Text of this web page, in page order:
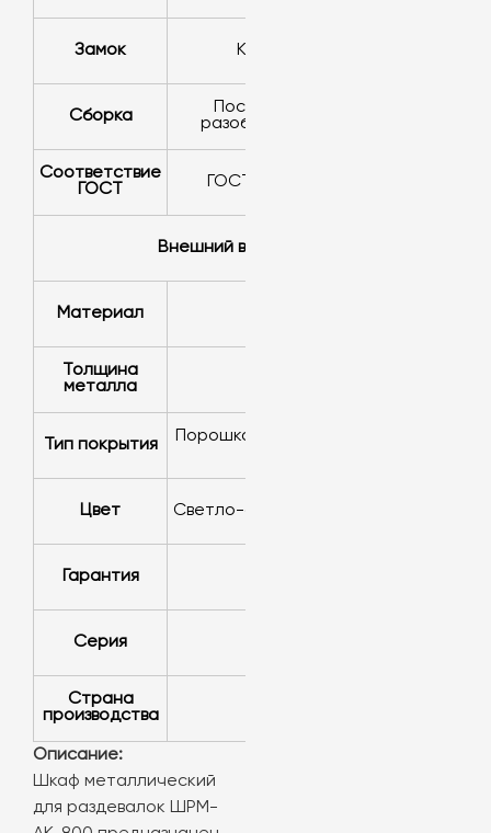
Замок
Сборка
разобранном виде
Соответствие
ГОСТ
ГОСТ 56422-2015
Внешний вид
Материал
металла
Тип покрытия
Цвет Светло-серый (RAL 7035)
Гарантия
Серия
Страна
производства
Описание:
Шкаф металлический
для раздевалок ШРМ-